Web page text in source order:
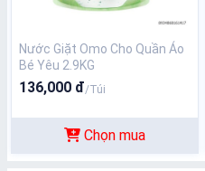
Nước Giặt Omo Cho Quần Áo
Bé Yêu 2.9KG
136,000 đ/Túi
Chọn mua